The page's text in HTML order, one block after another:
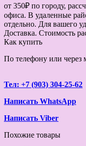
от 350₽ по городу,
офиса. В удаленные
отдельно. Для вашего
Доставка. Стоимость
Как купить
По телефону или через
Тел: +7 (903) 304-25-62
Написать WhatsApp
Написать Viber
Похожие товары